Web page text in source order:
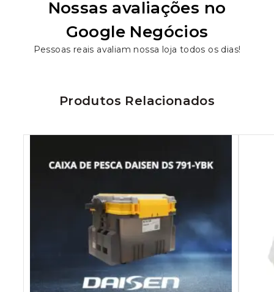
Nossas avaliações no
Google Negócios
Pessoas reais avaliam nossa loja todos os dias!
Produtos Relacionados